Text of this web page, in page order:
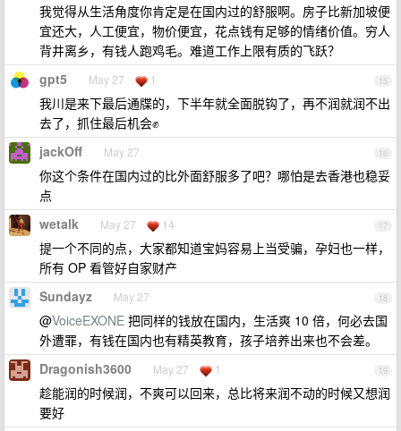
我觉得从生活角度你肯定是在国内过的舒服啊。房子比新加坡便
宜还大，人工便宜，物价便宜，花点钱有足够的情绪价值。穷人
背井离乡，有钱人跑鸡毛。难道工作上限有质的飞跃？
15
gpt5 May 27 1
我川是来下最后通牒的，下半年就全面脱钩了，再不润就润不出
去了，抓住最后机会✊
16
jackOff May 27
你这个条件在国内过的比外面舒服多了吧？哪怕是去香港也稳妥
点
17
wetalk May 27 14
提一个不同的点，大家都知道宝妈容易上当受骗，孕妇也一样，
所有 OP 看管好自家财产
18
Sundayz May 27
@VoiceEXONE 把同样的钱放在国内，生活爽 10 倍，何必去国
外遭罪，有钱在国内也有精英教育，孩子培养出来也不会差。
19
Dragonish3600 May 27 1
趁能润的时候润，不爽可以回来，总比将来润不动的时候又想润
要好